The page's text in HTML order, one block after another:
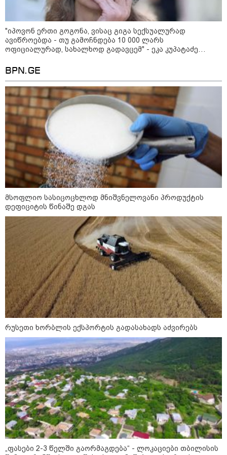
15:42 / 07-08-2026
"საიდან იცის, მან სინამდვილეში რა
ხდებოდა... აფხაზეთის ომში თუ არ
ვცდები სამჯერ არის ნამყოფი, არც
ერთხელ 10 დღეს არ ცდებოდა" - გია
ყარყარაშვილი გიორგი ბარამიძის
განცხადებაზე
"დადგება დრო და თქვენი
დღევანდელი "პოსტაობა"
საკუთარ თავთან
შეგარცხვენთ... თქვენი
შეცდომა არის დანაშაულის
ტოლფასი" - ეკა კუპატაძე ნანუკა
ჟორჟოლიანს
09:33 / 05-08-2026
"მამის მიერ ცოტნესთვის
დატოვებულ სახლში
თვითნებურად ცხოვრობს
ადამიანი, რომელიც ზვიადის
ანდერძში ერთი სიტყვითაც კი
არ არის მოხსენიებული" - ანა
ჯაბაური
09:32 / 05-08-2026
"4 დღე უწყლოდ და უპუროდ
გაატარეს, მათ სიცოცხლე
დავუბრუნეთ" - ქართველი
მეზღვაური წერს, რომ 36
მიგრანტი, მათ შორის, ორსული
გოგონა გადაარჩინა
12:20 / 04-08-2026
"როცა კანონიკიდან
გამომდინარე, მართებულად
"იპოვონ ერთი გოგონა, ვისაც გიგა სექსუალურად
ავიწროებდა - თუ გამოჩნდება 10 000 ლარს
ოფიციალურად, სახალხოდ გადავცემ" - ეკა კუპატაძე
BPN.GE
მსოფლიო სასიცოცხლოდ მნიშვნელოვანი პროდუქტის
დეფიციტის წინაშე დგას
რუსეთი ხორბლის ექსპორტის გადასახადს აძვირებს
„ფასები 2-3 წელში გაორმაგდება“ - ლოკაციები თბილისის